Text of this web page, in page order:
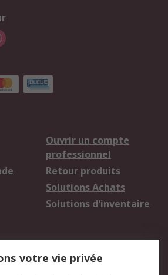
Ouvrir un compte
professionnel
Retour produits
Solutions Achats
Solutions d'inventaire
votre vie privée